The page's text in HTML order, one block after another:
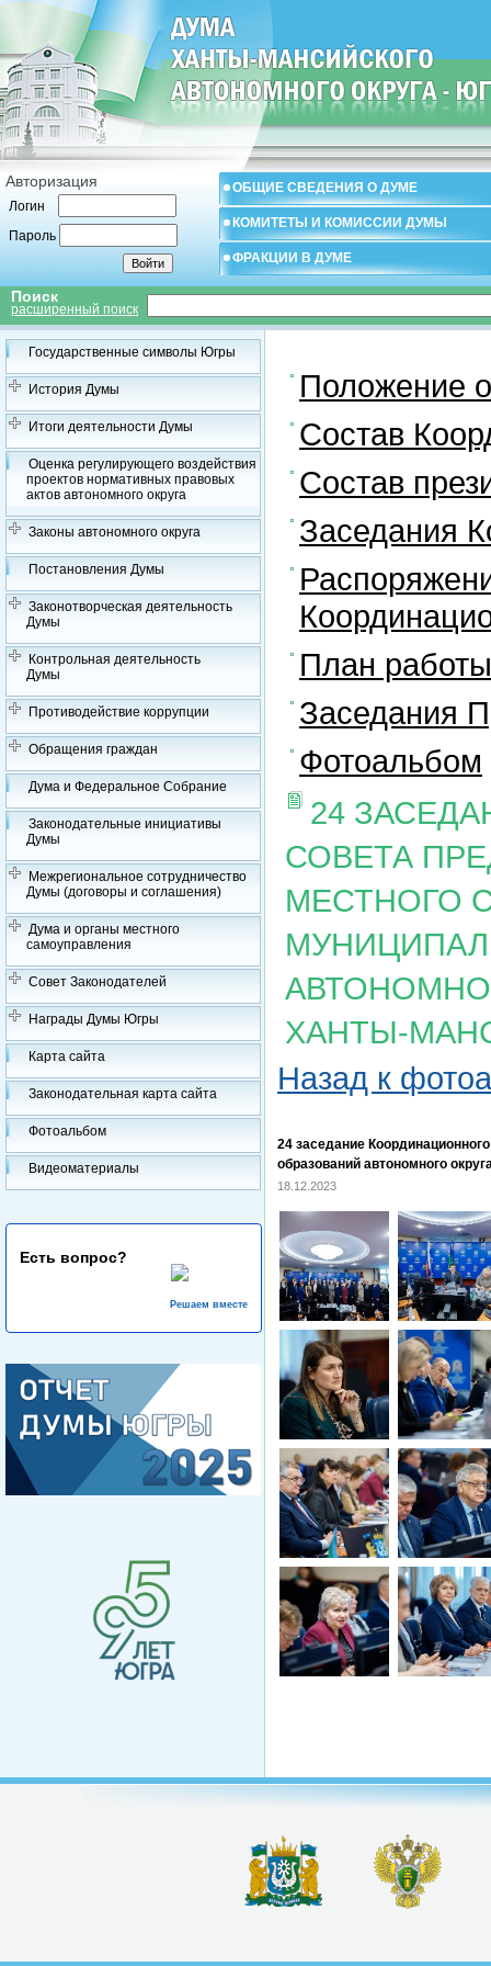
Авторизация
Логин
Пароль
ОБЩИЕ СВЕДЕНИЯ О ДУМЕ
КОМИТЕТЫ И КОМИССИИ ДУМЫ
ФРАКЦИИ В ДУМЕ
Поиск
расширенный поиск
Государственные символы Югры
История Думы
Итоги деятельности Думы
Оценка регулирующего воздействия
проектов нормативных правовых
актов автономного округа
Законы автономного округа
Постановления Думы
Законотворческая деятельность
Думы
Контрольная деятельность
Думы
Противодействие коррупции
Обращения граждан
Дума и Федеральное Собрание
Законодательные инициативы
Думы
Межрегиональное сотрудничество
Думы (договоры и соглашения)
Дума и органы местного
самоуправления
Совет Законодателей
Награды Думы Югры
Карта сайта
Законодательная карта сайта
Фотоальбом
Видеоматериалы
Есть вопрос?
Решаем вместе
Положение
Состав
Состав
Заседания
План
Заседания
Фотоальбом
24
СОВЕТА
МЕСТНОГО
ХАНТЫ-
Назад к
24 заседание
образований автономного
18.12.2023